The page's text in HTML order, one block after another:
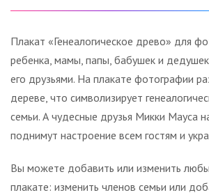
Плакат «Генеалогическое древо» для
ребенка, мамы, папы, бабушек и
его друзьями. На плакате фотографии
дереве, что символизирует
семьи. А чудесные друзья Микки Мауса
поднимут настроение всем гостям и
Вы можете добавить или изменить
плакате: изменить членов семьи или